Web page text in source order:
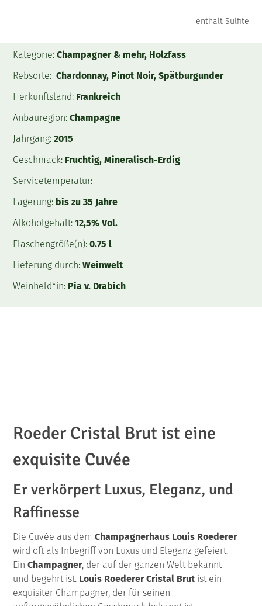
enthält Sulfite
Kategorie:Champagner & mehr, Holzfass
Rebsorte:Chardonnay, Pinot Noir, Spätburgunder
Herkunftsland: Frankreich
Anbauregion:Champagne
Jahrgang:2015
Geschmack: Fruchtig, Mineralisch-Erdig
Servicetemperatur:
Lagerung: bis zu 35 Jahre
Alkoholgehalt:12,5% Vol.
Flaschengröße(n):0.75 l
Lieferung durch:Weinwelt
Weinheld*in: Pia v. Drabich
Roeder Cristal Brut ist eine
exquisite Cuvée
Er verkörpert Luxus, Eleganz, und
Raffinesse
Die Cuvée aus demChampagnerhaus Louis Roederer
wird oft als Inbegriff von Luxus und Eleganz gefeiert.
EinChampagner, der auf der ganzen Welt bekannt
und begehrt ist. Louis Roederer Cristal Brut ist ein
exquisiter Champagner, der für seinen